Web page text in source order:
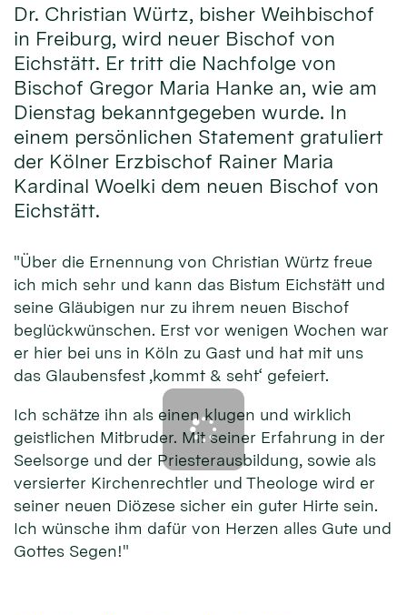
Dr. Christian Würtz, bisher Weihbischof
in Freiburg, wird neuer Bischof von
Eichstätt. Er tritt die Nachfolge von
Bischof Gregor Maria Hanke an, wie am
Dienstag bekanntgegeben wurde. In
einem persönlichen Statement gratuliert
der Kölner Erzbischof Rainer Maria
Kardinal Woelki dem neuen Bischof von
Eichstätt.
"Über die Ernennung von Christian Würtz freue
ich mich sehr und kann das Bistum Eichstätt und
seine Gläubigen nur zu ihrem neuen Bischof
beglückwünschen. Erst vor wenigen Wochen war
er hier bei uns in Köln zu Gast und hat mit uns
das Glaubensfest ‚kommt & seht‘ gefeiert.
Ich schätze ihn als einen klugen und wirklich
geistlichen Mitbruder. Mit seiner Erfahrung in der
Seelsorge und der Priesterausbildung, sowie als
versierter Kirchenrechtler und Theologe wird er
seiner neuen Diözese sicher ein guter Hirte sein.
Ich wünsche ihm dafür von Herzen alles Gute und
Gottes Segen!"